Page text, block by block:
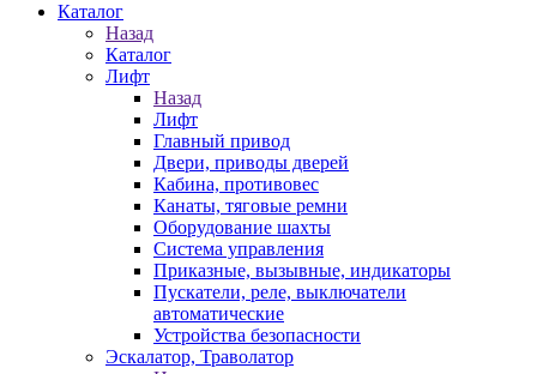
Каталог
Назад
Каталог
Лифт
Назад
Лифт
Главный привод
Двери, приводы дверей
Кабина, противовес
Канаты, тяговые ремни
Оборудование шахты
Система управления
Приказные, вызывные, индикаторы
Пускатели, реле, выключатели
автоматические
Устройства безопасности
Эскалатор, Траволатор